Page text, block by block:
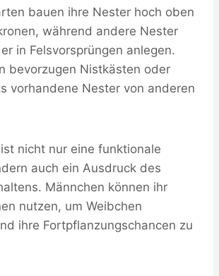
bauen ihre Nester hoch oben
während andere Nester
in Felsvorsprüngen anlegen.
bevorzugen Nistkästen oder
vorhandene Nester von anderen
nicht nur eine funktionale
auch ein Ausdruck des
Männchen können ihr
nutzen, um Weibchen
ihre Fortpflanzungschancen zu